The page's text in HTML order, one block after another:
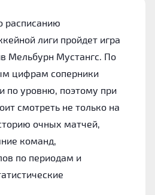
расписанию
лиги пройдет игра
Мельбурн Мустангс. По
цифрам соперники
по уровню, поэтому при
смотреть не только на
очных матчей,
команд,
по периодам и